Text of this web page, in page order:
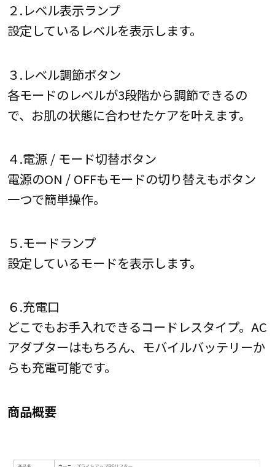
２.レベル表示ランプ
設定しているレベルを表示します。
３.レベル調節ボタン
各モードのレベルが3段階から調節できるの
で、お肌の状態に合わせたケアを叶えます。
４.電源 / モード切替ボタン
電源のON / OFFもモードの切り替えもボタン
一つで簡単操作。
５.モードランプ
設定しているモードを表示します。
６.充電口
どこでもお手入れできるコードレスタイプ。AC
アダプターはもちろん、モバイルバッテリーか
らも充電可能です。
商品概要